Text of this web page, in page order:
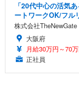
「20代中心の活気
ートワークOK/フル
株式会社TheNewGate
大阪府
月給30万円～70
正社員